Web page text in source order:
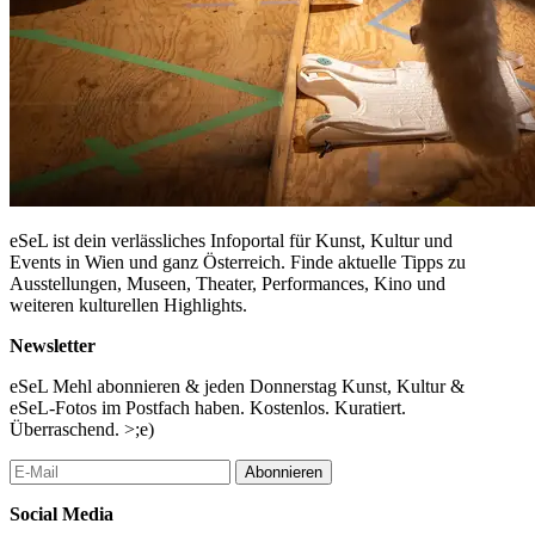
eSeL ist dein verlässliches Infoportal für Kunst, Kultur und
Events in Wien und ganz Österreich. Finde aktuelle Tipps zu
Ausstellungen, Museen, Theater, Performances, Kino und
weiteren kulturellen Highlights.
Newsletter
eSeL Mehl abonnieren & jeden Donnerstag Kunst, Kultur &
eSeL-Fotos im Postfach haben. Kostenlos. Kuratiert.
Überraschend. >;e)
Abonnieren
Social Media